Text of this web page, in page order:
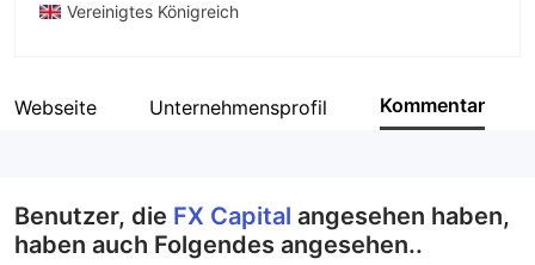
Vereinigtes Königreich
Unternehmen
Webseite Unternehmensprofil Kommentar
Benutzer, die FX Capital angesehen haben,
haben auch Folgendes angesehen..